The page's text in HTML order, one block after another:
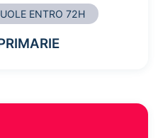
ENTRO 72H